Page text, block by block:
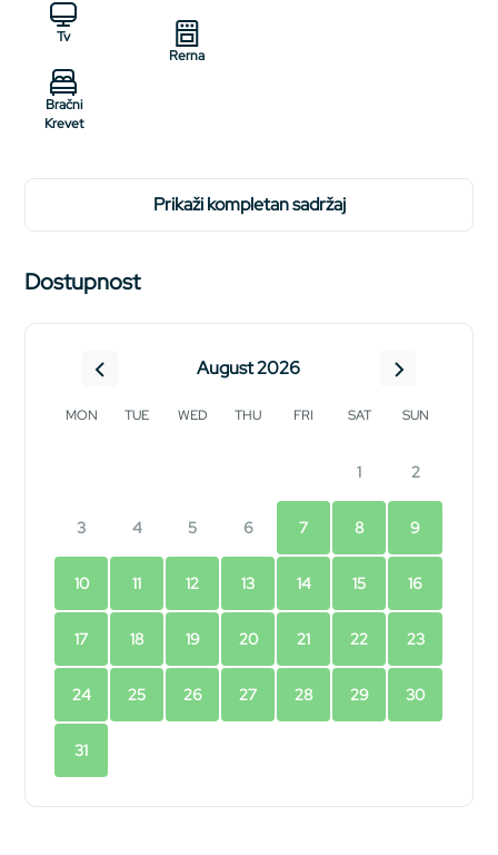
Tv
Bračni
Krevet
Rerna
prikaži kompletan sadržaj
Dostupnost
August 2026
MON TUE WED THU FRI SAT SUN
1 2
3 4 5 6 7 8 9
10 11 12 13 14 15 16
17 18 19 20 21 22 23
24 25 26 27 28 29 30
31